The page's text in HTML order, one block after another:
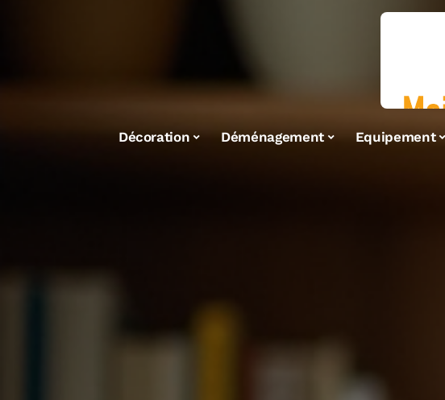
Décoration Déménagement Equipement